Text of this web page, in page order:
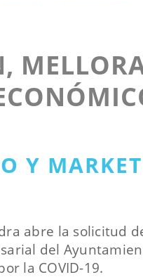
Y
abre la solicitud
del
la COVID-19.